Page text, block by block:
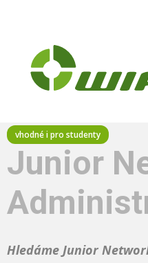
Junior
Hledáme Junior